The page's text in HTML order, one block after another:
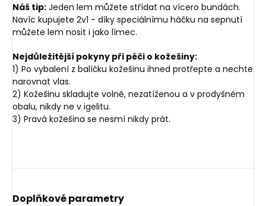
Náš tip: Jeden lem můžete střídat na vícero bundách.
Navíc kupujete 2v1 - díky speciálnímu háčku na sepnutí
můžete lem nosit i jako límec.
Nejdůležitější pokyny při péči o kožešiny:
1) Po vybalení z balíčku kožešinu ihned protřepte a nechte
narovnat vlas.
2) Kožešinu skladujte volně, nezatíženou a v prodyšném
obalu, nikdy ne v igelitu.
3) Pravá kožešina se nesmí nikdy prát.
Doplňkové parametry